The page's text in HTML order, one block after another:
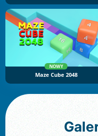
NOWY
Maze Cube 2048